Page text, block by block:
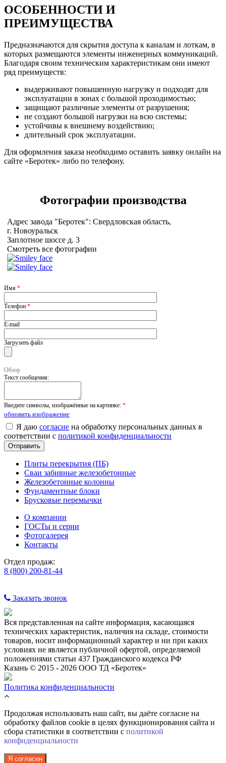
ОСОБЕННОСТИ И
ПРЕИМУЩЕСТВА
Предназначаются для скрытия доступа к каналам и лоткам, в
которых размещаются элементы инженерных коммуникаций.
Благодаря своим техническим характеристикам они имеют
ряд преимуществ:
выдерживают повышенную нагрузку и подходят для
эксплуатации в зонах с большой проходимостью;
защищают различные элементы от разрушения;
не создают большой нагрузки на всю системы;
устойчивы к внешнему воздействию;
длительный срок эксплуатации.
Для оформления заказа необходимо оставить заявку онлайн на
сайте «Беротек» либо по телефону.
Фотографии производства
Адрес завода "Беротек": Свердловская область,
г. Новоуральск
Заплотное шоссе д. 3
Смотреть все фотографии
Имя *
Телефон *
E-mail
Загрузить файл
Обзор
Текст сообщения:
Введите символы, изображённые на картинке: *
обновить изображение
Я даю согласие на обработку персональных данных в
соответствии с политикой конфиденциальности
Плиты перекрытия (ПБ)
Сваи забивные железобетонные
Железобетонные колонны
Фундаментные блоки
Брусковые перемычки
О компании
ГОСТы и серии
Фотогалерея
Контакты
Отдел продаж:
8 (800) 200-81-44
Заказать звонок
Вся представленная на сайте информация, касающаяся
технических характеристик, наличия на складе, стоимости
товаров, носит информационный характер и ни при каких
условиях не является публичной офертой, определяемой
положениями статьи 437 Гражданского кодекса РФ
Казань © 2015 - 2026 ООО ТД «Беротек»
Политика конфиденциальности
Продолжая использовать наш сайт, вы даёте согласие на
обработку файлов cookie в целях функционирования сайта и
сбора статистики в соответствии с политикой
конфиденциальности
Я согласен